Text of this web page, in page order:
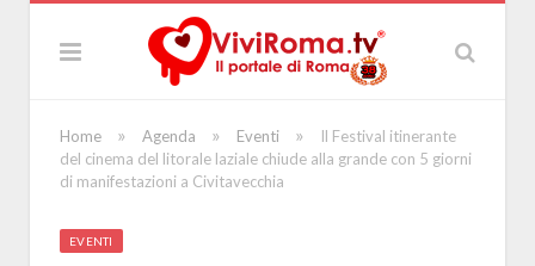
Home » Agenda » Eventi »
Il Festival itinerante
del cinema del litorale laziale chiude alla grande con 5 giorni
di manifestazioni a Civitavecchia
EVENTI